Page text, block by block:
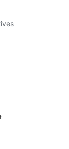
puntuacions
)